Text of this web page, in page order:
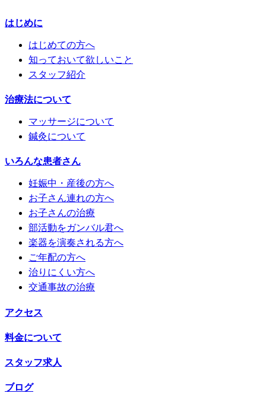
はじめに
はじめての方へ
知っておいて欲しいこと
スタッフ紹介
治療法について
マッサージについて
鍼灸について
いろんな患者さん
妊娠中・産後の方へ
お子さん連れの方へ
お子さんの治療
部活動をガンバル君へ
楽器を演奏される方へ
ご年配の方へ
治りにくい方へ
交通事故の治療
アクセス
料金について
スタッフ求人
ブログ